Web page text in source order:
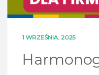
1 WRZEŚNIA, 2025